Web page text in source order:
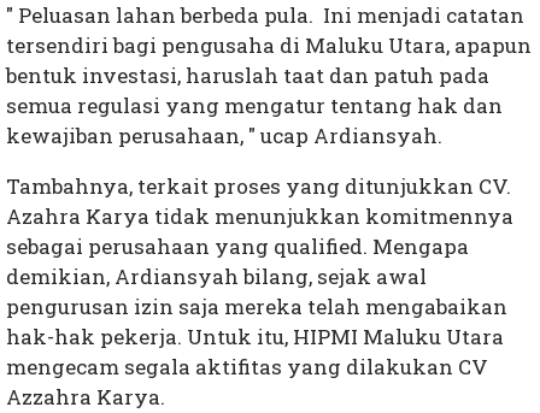
" Peluasan lahan berbeda pula. Ini menjadi catatan
tersendiri bagi pengusaha di Maluku Utara, apapun
bentuk investasi, haruslah taat dan patuh pada
semua regulasi yang mengatur tentang hak dan
kewajiban perusahaan, " ucap Ardiansyah.
Tambahnya, terkait proses yang ditunjukkan CV.
Azahra Karya tidak menunjukkan komitmennya
sebagai perusahaan yang qualified. Mengapa
demikian, Ardiansyah bilang, sejak awal
pengurusan izin saja mereka telah mengabaikan
hak-hak pekerja. Untuk itu, HIPMI Maluku Utara
mengecam segala aktifitas yang dilakukan CV
Azzahra Karya.